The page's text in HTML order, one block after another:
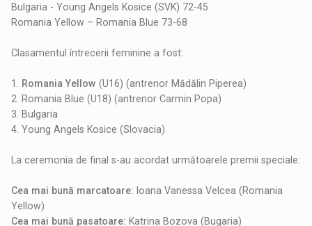
Bulgaria - Young Angels Kosice (SVK) 72-45
Romania Yellow – Romania Blue 73-68
Clasamentul întrecerii feminine a fost:
1. Romania Yellow (U16) (antrenor Mădălin Piperea)
2. Romania Blue (U18) (antrenor Carmin Popa)
3. Bulgaria
4. Young Angels Kosice (Slovacia)
La ceremonia de final s-au acordat următoarele premii speciale:
Cea mai bună marcatoare: Ioana Vanessa Velcea (Romania
Yellow)
Cea mai bună pasatoare: Katrina Bozova (Bugaria)